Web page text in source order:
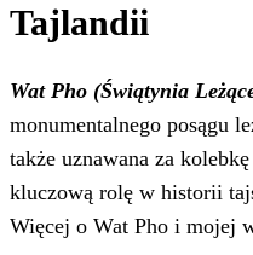
Tajlandii
Wat Pho (Świątynia
monumentalnego posągu
także uznawana za
kluczową rolę w historii
Więcej o Wat Pho i mojej